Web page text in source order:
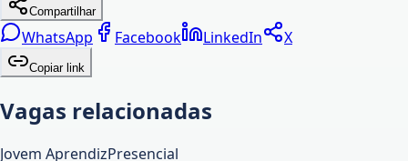
Compartilhar
WhatsApp Facebook LinkedIn X
Copiar link
Vagas relacionadas
Jovem AprendizPresencial